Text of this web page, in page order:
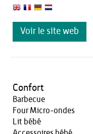
Voir le site web
Confort
Barbecue
Four Micro-ondes
Lit bébé